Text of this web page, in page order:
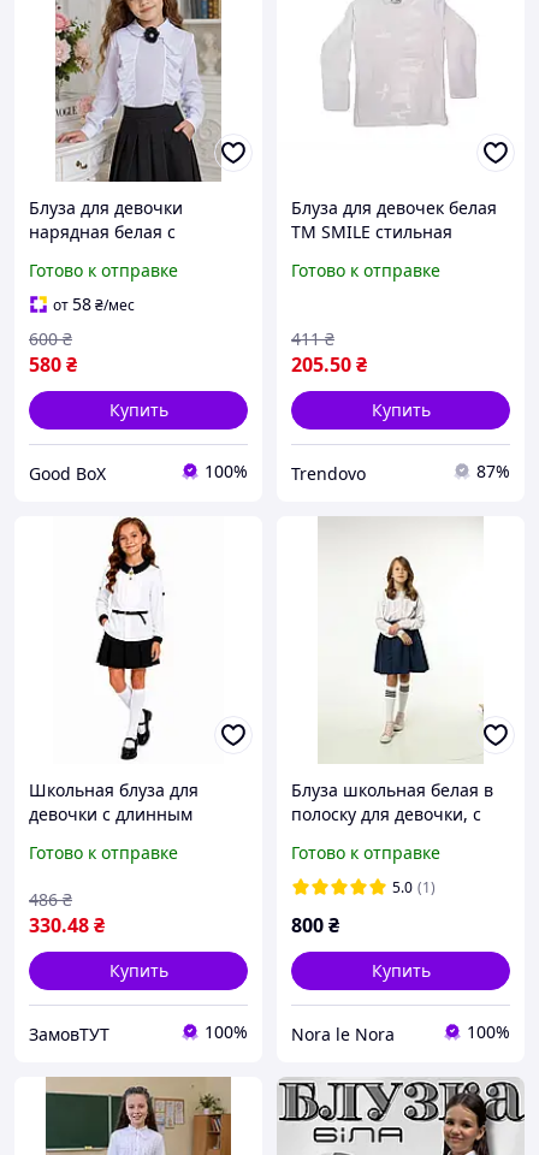
Блуза для девочки
нарядная белая с
шифона
Готово к отправке
от58₴/мес
580₴
600 ₴
Купить
Good BoX 100%
Блуза для девочек белая
ТМ SMILE стильная
повседневного ношения
Готово к отправке
205.50₴
411 ₴
Купить
Trendovo 87%
Школьная блуза для
девочки с длинным
рост 116 см белый
Готово к отправке
330.48₴
486 ₴
Купить
ЗамовТУТ 100%
Блуза школьная белая в
полоску для девочки, с
хлопковая, рост 134-140
Готово к отправке
5.0 (1)
800₴
Купить
Nora le Nora 100%